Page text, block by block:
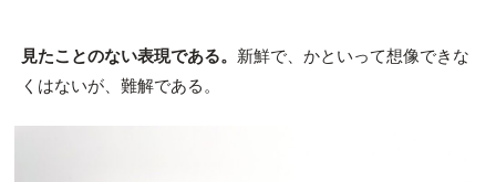
見たことのない表現である。 新鮮で、かといって想像できな
くはないが、難解である。